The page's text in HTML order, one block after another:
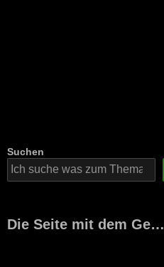
Suchen
Die Seite mit dem Ge…